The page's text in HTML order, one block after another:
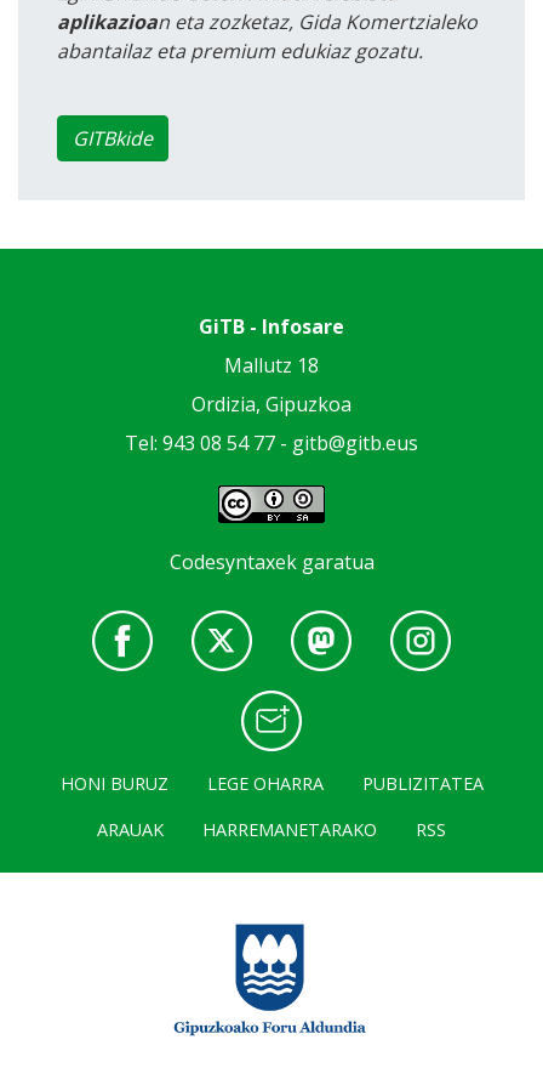
aplikazioan eta zozketaz, Gida Komertzialeko
abantailaz eta premium edukiaz gozatu.
GITBkide
GiTB - Infosare
Mallutz 18
Ordizia, Gipuzkoa
Tel: 943 08 54 77 - gitb@gitb.eus
Codesyntaxek garatua
HONI BURUZ LEGE OHARRA
PUBLIZITATEA
ARAUAK
HARREMANETARAKO RSS